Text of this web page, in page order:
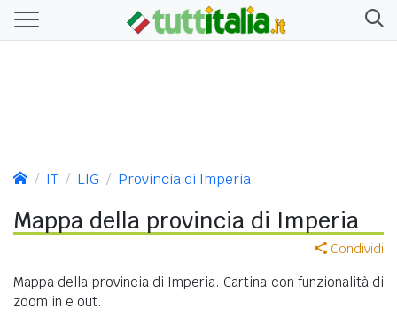
IT LIG Provincia di Imperia
Mappa della provincia di Imperia
Condividi
Mappa della provincia di Imperia. Cartina con funzionalità di
zoom in e out.